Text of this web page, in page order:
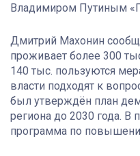
Владимиром Путиным
Дмитрий Махонин
проживает более 300
140 тыс. пользуются
власти подходят к
был утверждён план
региона до 2030 года. В
программа по